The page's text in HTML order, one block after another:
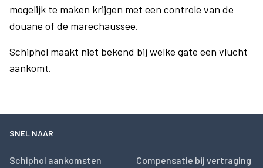
mogelijk te maken krijgen met een controle van de
douane of de marechaussee.
Schiphol maakt niet bekend bij welke gate een vlucht
aankomt.
SNEL NAAR
Schiphol aankomsten
Compensatie bij vertraging